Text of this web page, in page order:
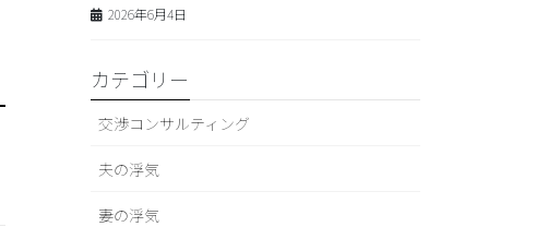
2026年6月4日
カテゴリー
交渉コンサルティング
夫の浮気
妻の浮気